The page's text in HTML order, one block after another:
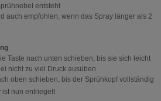
entsteht
empfohlen, wenn das Spray länger als 2
nach unten schieben, bis sie sich leicht
nicht zu viel Druck ausüben
schieben, bis der Sprühkopf vollständig
nun entriegelt